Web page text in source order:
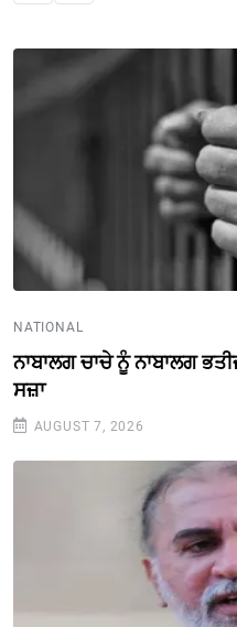
NATIONAL
ਨਾਬਾਲਗ ਚਾਚੇ ਨੂੰ ਨਾਬਾਲਗ
ਸਜ਼ਾ
AUGUST 7, 2026